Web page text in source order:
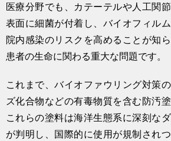
医療分野でも、カテーテルや人工関
表面に細菌が付着し、バイオフィルム
院内感染のリスクを高めることが知
患者の生命に関わる重大な問題です。
これまで、バイオファウリング対策
ズ化合物などの有毒物質を含む防汚
これらの塗料は海洋生態系に深刻な
が判明し、国際的に使用が規制され